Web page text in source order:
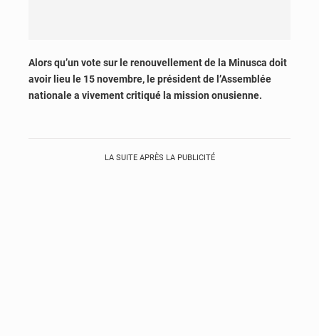
Alors qu’un vote sur le renouvellement de la Minusca doit
avoir lieu le 15 novembre, le président de l’Assemblée
nationale a vivement critiqué la mission onusienne.
LA SUITE APRÈS LA PUBLICITÉ